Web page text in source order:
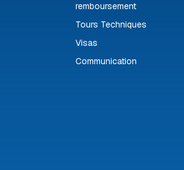
remboursement
Tours Techniques
Visas
Communication